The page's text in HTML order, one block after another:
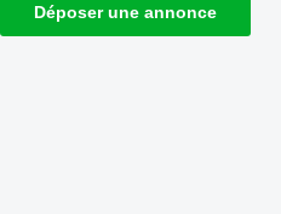
Déposer une annonce